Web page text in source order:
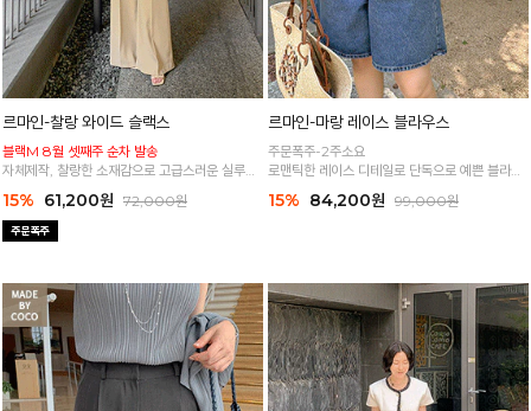
르마인-찰랑 와이드 슬랙스
블랙M 8월 셋째주 순차 발송
자체제작, 찰랑한 소재감으로 고급스러운 실루엣
군더더기 없는 깔끔한 와이드 핏 슬랙스
15% 61,200원 72,000원
르마인-마랑 레이스 블라우스
주문폭주-2주소요
로맨틱한 레이스 디테일로 단독으로 예쁜 블라우
가볍고 시원한 코튼 혼방 소재로 한여름까지 쾌적
15% 84,200원 99,000원